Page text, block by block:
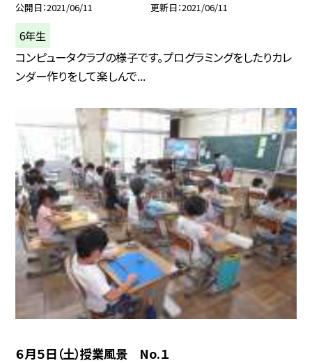
公開日 2021/06/11 更新日 2021/06/11
6年生
コンピュータクラブの様子です。プログラミングをしたりカレ
ンダー作りをして楽しんで...
６月５日（土）授業風景 No.１